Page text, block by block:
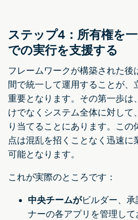
ステップ4：所有権を
での実行を支援する
フレームワークが構築された後
間で統一して運用することが、
重要となります。その第一歩は
けでなくシステム全体に対して
り当てることにあります。この
点は混乱を招くことなく迅速に
可能となります。
これが実際のところです：
中央チームがビルダー、
ナーの各アプリを管理して